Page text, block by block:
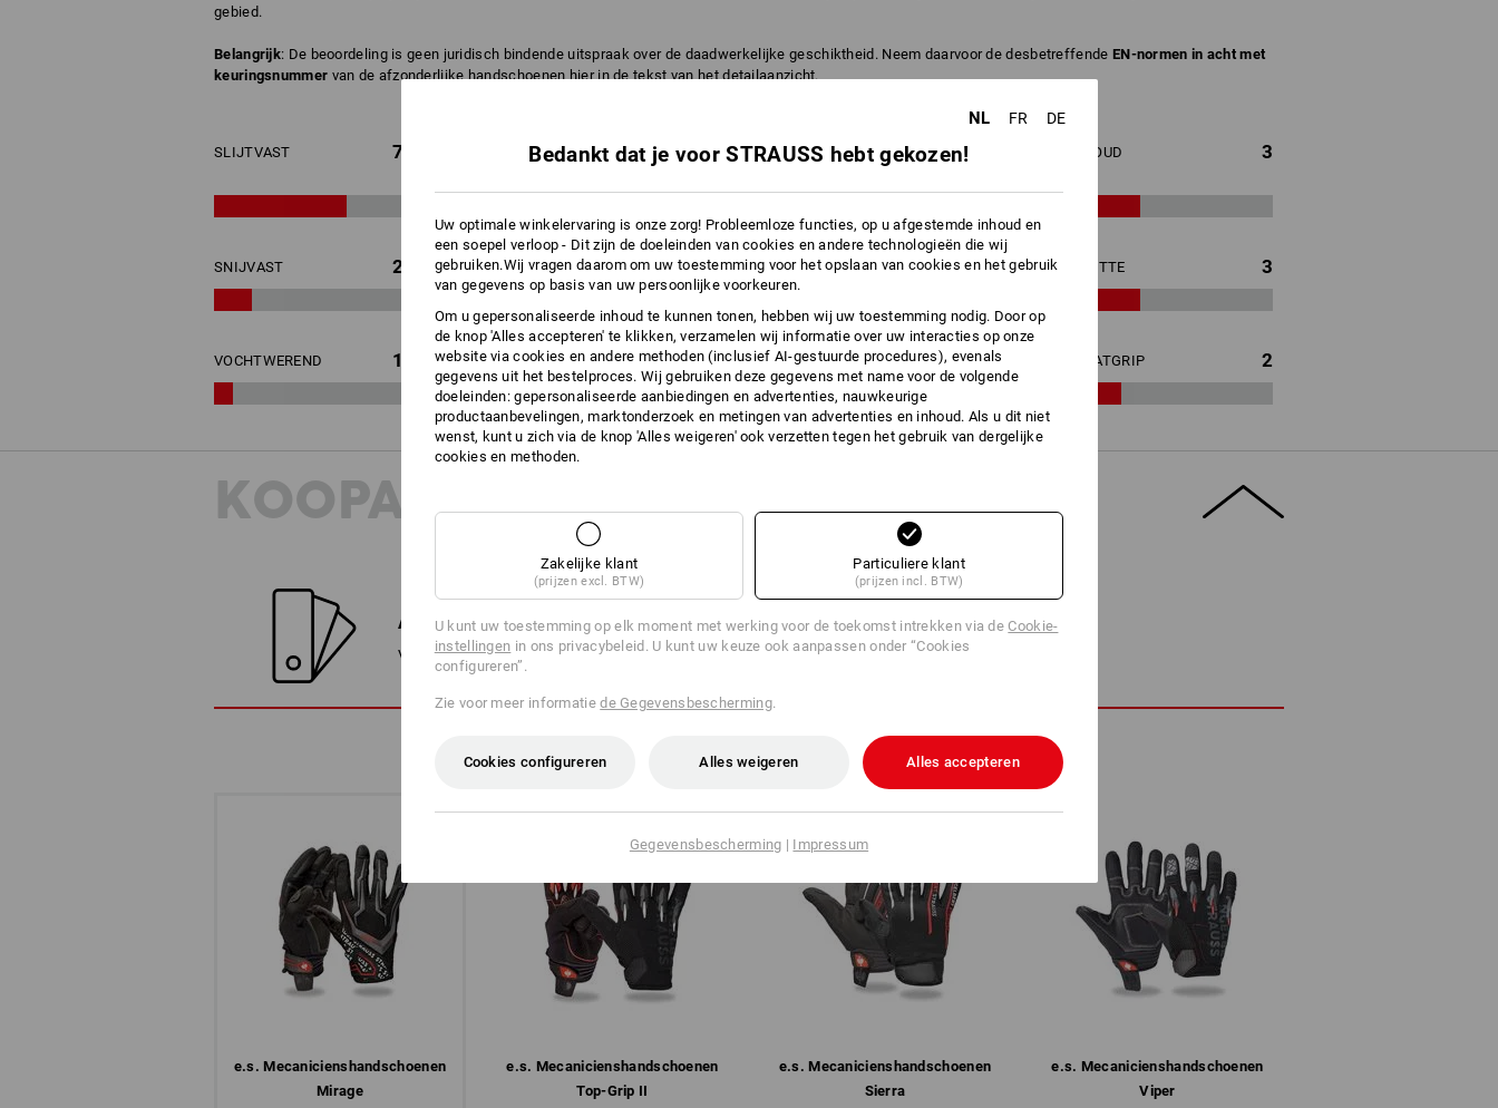
gebied.
Belangrijk: De beoordeling is geen juridisch bindende uitspraak over de daadwerkelijke geschiktheid. Neem daarvoor de desbetreffende EN-normen in acht met
keuringsnummer van de afzonderlijke handschoenen hier in de tekst van het detailaanzicht.
SLIJTVAST 7 ADEMEND EFFECT 5
CHEMISCHE
KOUD 3
SNIJVAST 2 FIJNGEVOELIG 5 VET/OLIE 2 HITTE 3
VOCHTWEREND 1 PRIKVAST 2 SCHEURBESTENDIG 4 NATGRIP 2
KOOPADVIES
ALTERNATIEVEN VINDEN
Vergelijk het huidige artikel met de beste alternatieven
e.s. Mecaniciens­handschoenen
Mirage
e.s. Mecaniciens­handschoenen
Top-Grip II
e.s. Mecaniciens­handschoenen
Sierra
e.s. Mecaniciens­handschoenen
Viper
NL FR DE
Bedankt dat je voor STRAUSS hebt gekozen!
Uw optimale winkelervaring is onze zorg! Probleemloze functies, op u afgestemde inhoud en
een soepel verloop - Dit zijn de doeleinden van cookies en andere technologieën die wij
gebruiken.Wij vragen daarom om uw toestemming voor het opslaan van cookies en het gebruik
van gegevens op basis van uw persoonlijke voorkeuren.
Om u gepersonaliseerde inhoud te kunnen tonen, hebben wij uw toestemming nodig. Door op
de knop 'Alles accepteren' te klikken, verzamelen wij informatie over uw interacties op onze
website via cookies en andere methoden (inclusief AI-gestuurde procedures), evenals
gegevens uit het bestelproces. Wij gebruiken deze gegevens met name voor de volgende
doeleinden: gepersonaliseerde aanbiedingen en advertenties, nauwkeurige
productaanbevelingen, marktonderzoek en metingen van advertenties en inhoud. Als u dit niet
wenst, kunt u zich via de knop 'Alles weigeren' ook verzetten tegen het gebruik van dergelijke
cookies en methoden.
Zakelijke klant
(prijzen excl. BTW)
Particuliere klant
(prijzen incl. BTW)
U kunt uw toestemming op elk moment met werking voor de toekomst intrekken via deCookie-
instellingen in ons privacybeleid. U kunt uw keuze ook aanpassen onder “Cookies
configureren”.
Zie voor meer informatiede Gegevensbescherming.
Cookies configureren Alles weigeren Alles accepteren
Gegevensbescherming | Impressum